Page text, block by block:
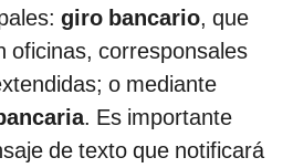
giro bancario, que
oficinas, corresponsales
o mediante
. Es importante
de texto que notificará